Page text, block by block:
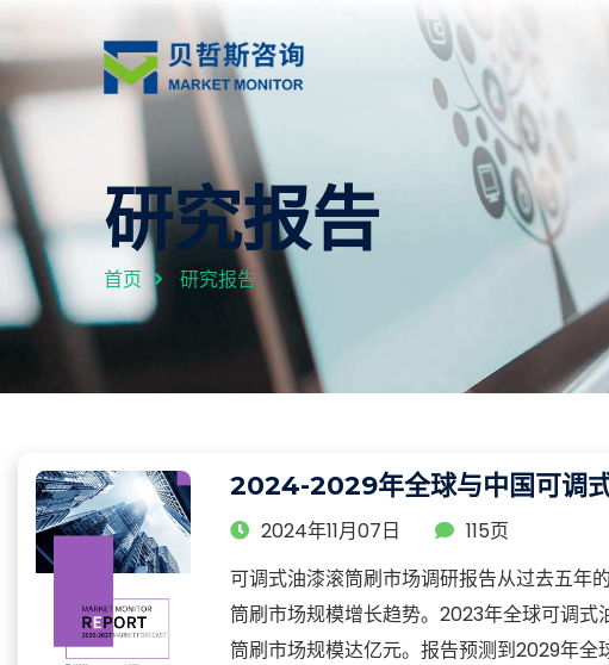
研究报告
首页 研究报告
2024-2029年全球与中国可调
2024年11月07日
115页
可调式油漆滚筒刷市场调研报告从过去五年
筒刷市场规模增长趋势。2023年全球可调式
筒刷市场规模达亿元。报告预测到2029年